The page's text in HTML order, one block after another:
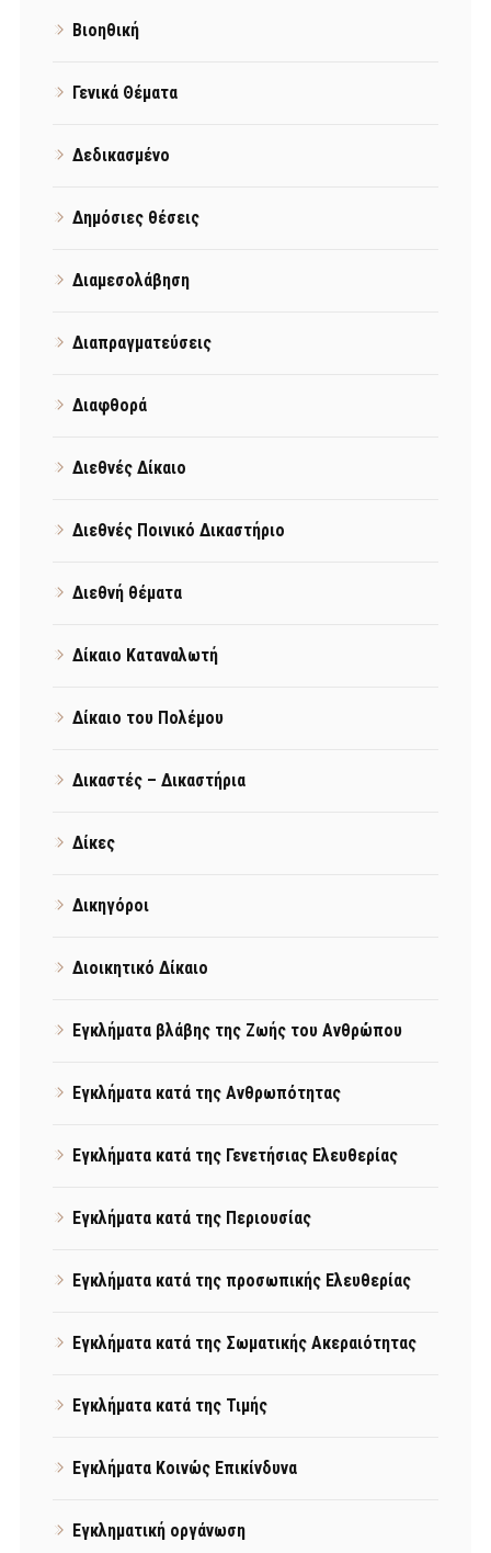
Βιοηθική
Γενικά Θέματα
Δεδικασμένο
Δημόσιες θέσεις
Διαμεσολάβηση
Διαπραγματεύσεις
Διαφθορά
Διεθνές Δίκαιο
Διεθνές Ποινικό Δικαστήριο
Διεθνή θέματα
Δίκαιο Καταναλωτή
Δίκαιο του Πολέμου
Δικαστές – Δικαστήρια
Δίκες
Δικηγόροι
Διοικητικό Δίκαιο
Εγκλήματα βλάβης της Ζωής του Ανθρώπου
Εγκλήματα κατά της Ανθρωπότητας
Εγκλήματα κατά της Γενετήσιας Ελευθερίας
Εγκλήματα κατά της Περιουσίας
Εγκλήματα κατά της προσωπικής Ελευθερίας
Εγκλήματα κατά της Σωματικής Ακεραιότητας
Εγκλήματα κατά της Τιμής
Εγκλήματα Κοινώς Επικίνδυνα
Εγκληματική οργάνωση